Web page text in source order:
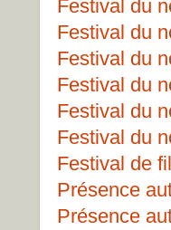
Festival du
Festival du
Festival du
Festival du
Festival du
Festival du
Festival de
Présence
Présence